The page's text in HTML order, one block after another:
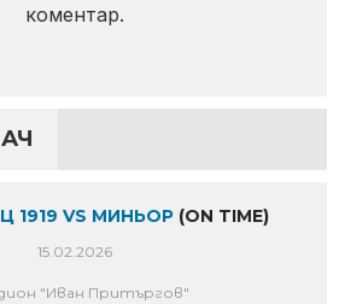
коментар.
1919 VS МИНЬОР (ON TIME)
15.02.2026
"Иван Притъргов"